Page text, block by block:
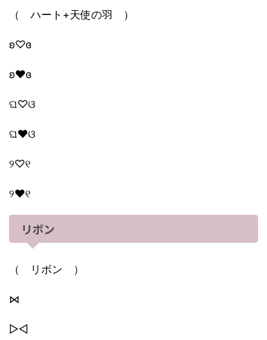
（ ハート+天使の羽 ）
ʚ♡ɞ
ʚ♥ɞ
ଘ♡ଓ
ଘ♥ଓ
୨♡୧
୨♥୧
リボン
（ リボン ）
⋈
▷◁